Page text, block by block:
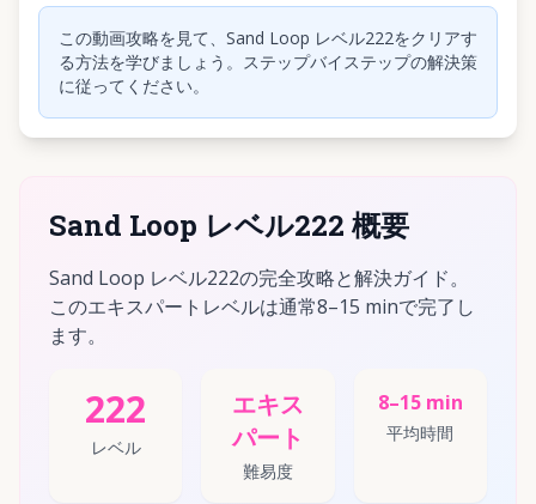
この動画攻略を見て、Sand Loop レベル222をクリアす
る方法を学びましょう。ステップバイステップの解決策
に従ってください。
Sand Loop レベル222 概要
Sand Loop レベル222の完全攻略と解決ガイド。
このエキスパートレベルは通常8–15 minで完了し
ます。
222
レベル
エキス
パート
難易度
8–15 min
平均時間